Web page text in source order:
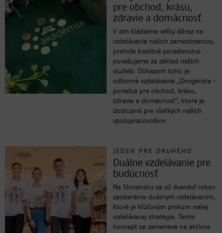
pre obchod, krásu,
zdravie a domácnosť
V dm kladieme veľký dôraz na
vzdelávanie našich zamestnancov,
pretože kvalitné poradenstvo
považujeme za základ našich
služieb. Dôkazom toho je
odborné vzdelávanie „Drogérista –
poradca pre obchod, krásu,
zdravie a domácnosť“, ktoré je
dostupné pre všetkých našich
spolupracovníkov.
JEDEN PRE DRUHÉHO
Duálne vzdelávanie pre
budúcnosť
Na Slovensku sa už dvanásť rokov
zaoberáme duálnym vzdelávaním,
ktoré je kľúčovým prvkom našej
vzdelávacej stratégie. Tento
koncept sa zameriava na aktívne